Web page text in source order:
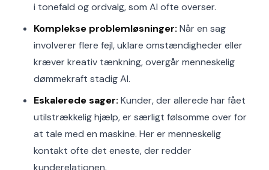
i tonefald og ordvalg, som AI ofte overser.
Komplekse problemløsninger: Når en sag
involverer flere fejl, uklare omstændigheder eller
kræver kreativ tænkning, overgår menneskelig
dømmekraft stadig AI.
Eskalerede sager: Kunder, der allerede har fået
utilstrækkelig hjælp, er særligt følsomme over for
at tale med en maskine. Her er menneskelig
kontakt ofte det eneste, der redder
kunderelationen.